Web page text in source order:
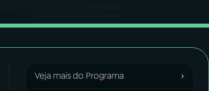
Veja mais do Programa ›